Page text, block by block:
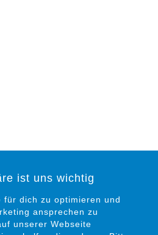
ist uns wichtig
für dich zu optimieren und
ansprechen zu
unserer Webseite